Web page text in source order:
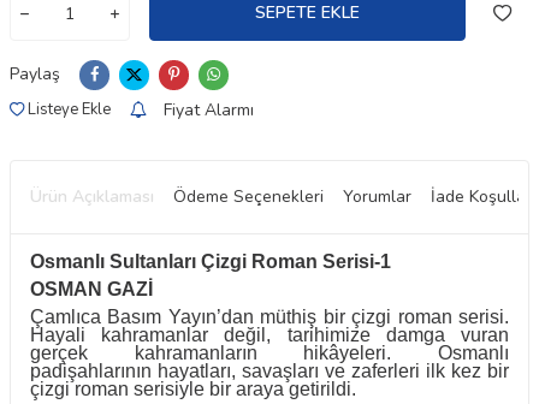
SEPETE EKLE
Paylaş
Listeye Ekle Fiyat Alarmı
Ürün Açıklaması Ödeme Seçenekleri Yorumlar İade Koşulları
Osmanlı Sultanları Çizgi Roman Serisi-1
OSMAN GAZİ
Çamlıca Basım Yayın’dan müthiş bir çizgi roman serisi.
Hayali kahramanlar değil, tarihimize damga vuran
gerçek kahramanların hikâyeleri. Osmanlı
padişahlarının hayatları, savaşları ve zaferleri ilk kez bir
çizgi roman serisiyle bir araya getirildi.